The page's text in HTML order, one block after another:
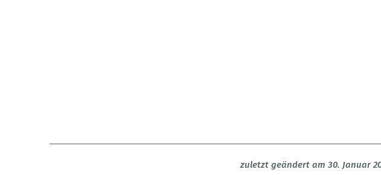
zuletzt geändert am 30. Januar